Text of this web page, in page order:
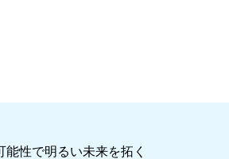
能性で明るい未来を拓く